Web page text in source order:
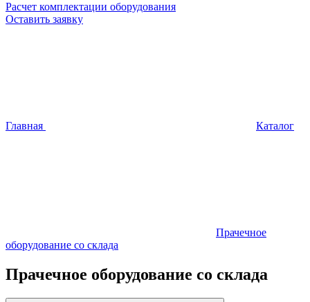
Расчет комплектации оборудования
Оставить заявку
Главная Каталог
Прачечное
оборудование со склада
Прачечное оборудование со склада